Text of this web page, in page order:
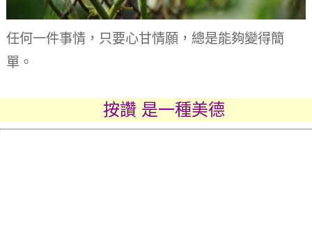
任何一件事情，只要心甘情願，總是能夠變得簡
單。
按讚 是一種美德